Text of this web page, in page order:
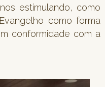
estimulando, como
como forma
conformidade com a